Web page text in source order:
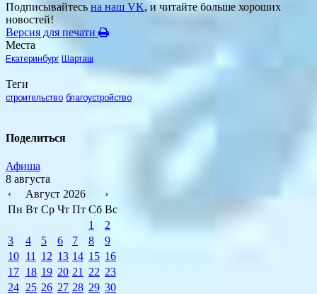
Подписывайтесь на наш VK, и читайте больше хороших
новостей!
Версия для печати
Места
Екатеринбург Шарташ
Теги
строительство благоустройство
Поделиться
Афиша
8 августа
‹
Август 2026
›
Пн Вт Ср Чт Пт Сб Вс
1
2
3
4 5 6 7 8
9
10 11 12 13 14 15 16
17 18 19 20 21 22 23
24 25 26 27 28 29 30